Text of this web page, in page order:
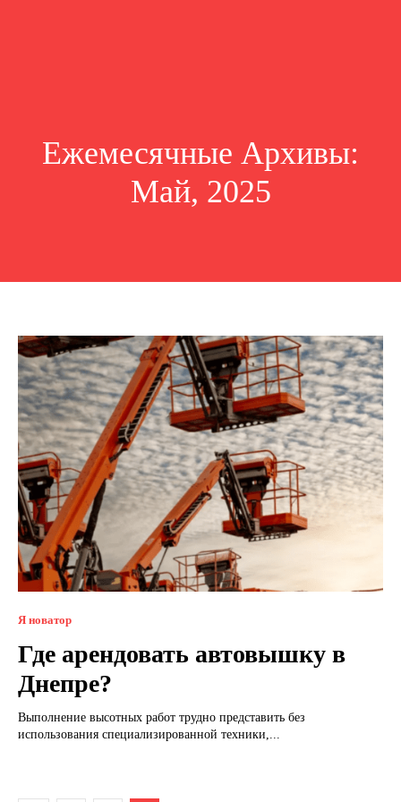
Ежемесячные Архивы:
Май, 2025
Я новатор
Где арендовать автовышку в
Днепре?
Выполнение высотных работ трудно представить без
использования специализированной техники,...